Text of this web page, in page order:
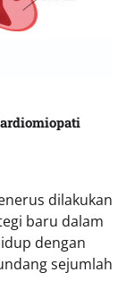
dilakukan
baru dalam
dengan
sejumlah